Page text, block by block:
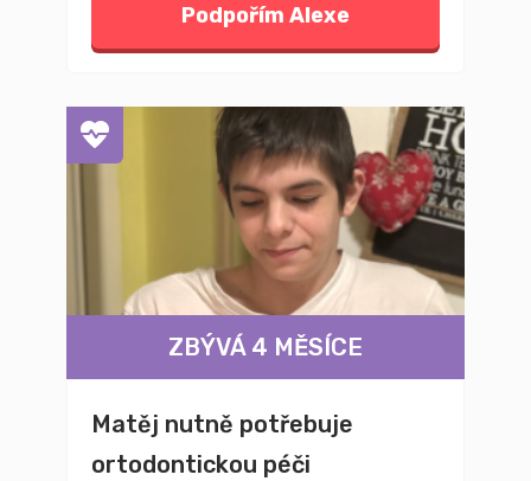
Podpořím Alexe
ZBÝVÁ 4 MĚSÍCE
Matěj nutně potřebuje
ortodontickou péči